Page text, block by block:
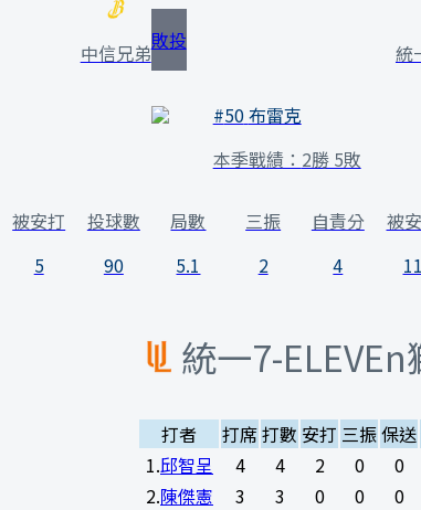
中信兄弟
被安打
5
投球數
90
敗投 統
#50布雷克
本季戰績： 2勝 5敗
局數
5.1
三振
2
自責分
4
被
11
統一7-ELEVEn
打者 打席打數 安打 三振保送
1.邱智呈 4 4 2 0 0
2.陳傑憲 3 3 0 0 0